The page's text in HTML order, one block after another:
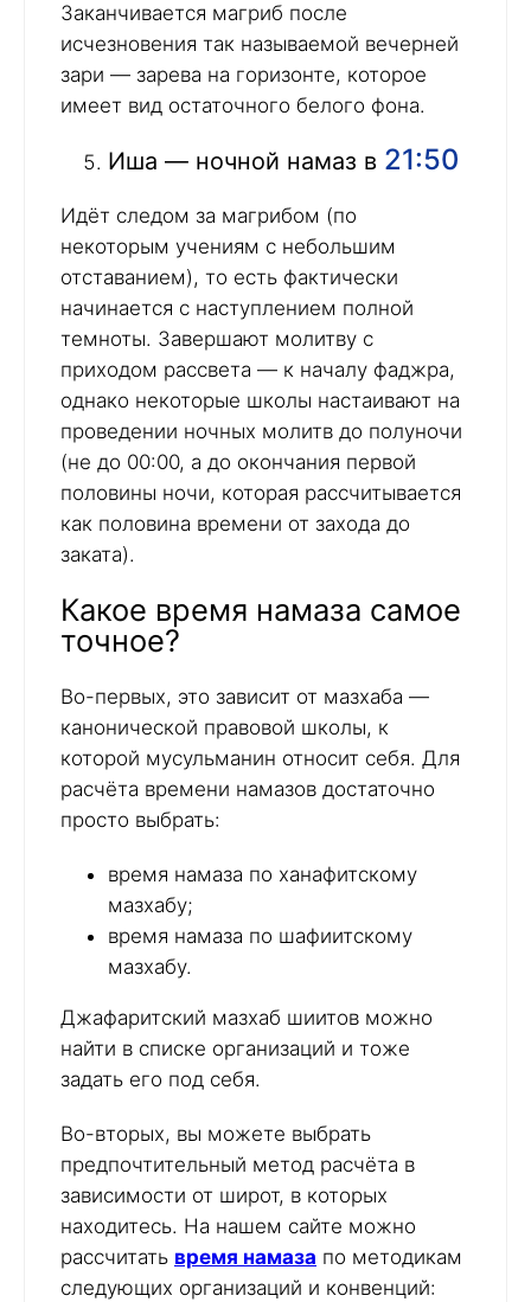
Заканчивается магриб после
исчезновения так называемой вечерней
зари — зарева на горизонте, которое
имеет вид остаточного белого фона.
Иша — ночной намаз в 21:50
Идёт следом за магрибом (по
некоторым учениям с небольшим
отставанием), то есть фактически
начинается с наступлением полной
темноты. Завершают молитву с
приходом рассвета — к началу фаджра,
однако некоторые школы настаивают на
проведении ночных молитв до полуночи
(не до 00:00, а до окончания первой
половины ночи, которая рассчитывается
как половина времени от захода до
заката).
Какое время намаза самое
точное?
Во-первых, это зависит от мазхаба —
канонической правовой школы, к
которой мусульманин относит себя. Для
расчёта времени намазов достаточно
просто выбрать:
время намаза по ханафитскому
мазхабу;
время намаза по шафиитскому
мазхабу.
Джафаритский мазхаб шиитов можно
найти в списке организаций и тоже
задать его под себя.
Во-вторых, вы можете выбрать
предпочтительный метод расчёта в
зависимости от широт, в которых
находитесь. На нашем сайте можно
рассчитать время намаза по методикам
следующих организаций и конвенций: